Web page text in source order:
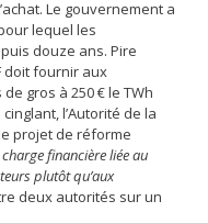
Le gouvernement a
lequel les
douze ans. Pire
doit fournir aux
gros à 250 € le TWh
l’Autorité de la
projet de réforme
financière liée au
plutôt qu’aux
deux autorités sur un